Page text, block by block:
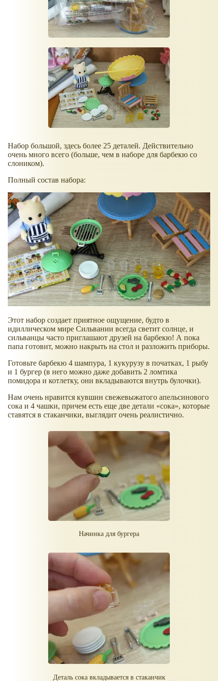
Набор большой, здесь более 25 деталей. Действительно
очень много всего (больше, чем в наборе для барбекю со
слоником).
Полный состав набора:
Этот набор создает приятное ощущение, будто в
идиллическом мире Сильвании всегда светит солнце, и
сильванцы часто приглашают друзей на барбекю! А пока
папа готовит, можно накрыть на стол и разложить приборы.
Готовьте барбекю 4 шампура, 1 кукурузу в початках, 1 рыбу
и 1 бургер (в него можно даже добавить 2 ломтика
помидора и котлетку, они вкладываются внутрь булочки).
Нам очень нравится кувшин свежевыжатого апельсинового
сока и 4 чашки, причем есть еще две детали
сока , которые
ставятся в стаканчики, выглядит очень реалистично.
Начинка для бургера
Деталь сока вкладывается в стаканчик